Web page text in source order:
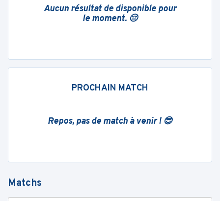
Aucun résultat de disponible pour
le moment. 😔
PROCHAIN MATCH
Repos, pas de match à venir ! 😎
Matchs